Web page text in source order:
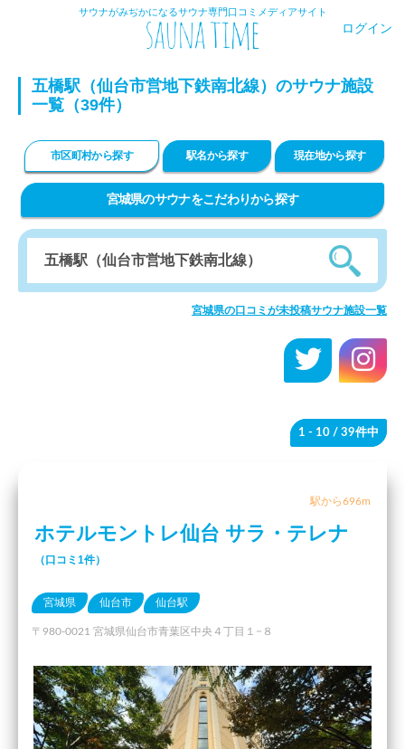
サウナがみぢかになるサウナ専門口コミメディアサイト
ログイン
五橋駅（仙台市営地下鉄南北線）のサウナ施設
一覧（39件）
市区町村から探す 駅名から探す 現在地から探す
宮城県のサウナをこだわりから探す
宮城県の口コミが未投稿サウナ施設一覧
1 - 10 / 39件中
駅から696m
ホテルモントレ仙台 サラ・テレナ
（口コミ1件）
宮城県 仙台市 仙台駅
〒980-0021 宮城県仙台市青葉区中央４丁目１−８